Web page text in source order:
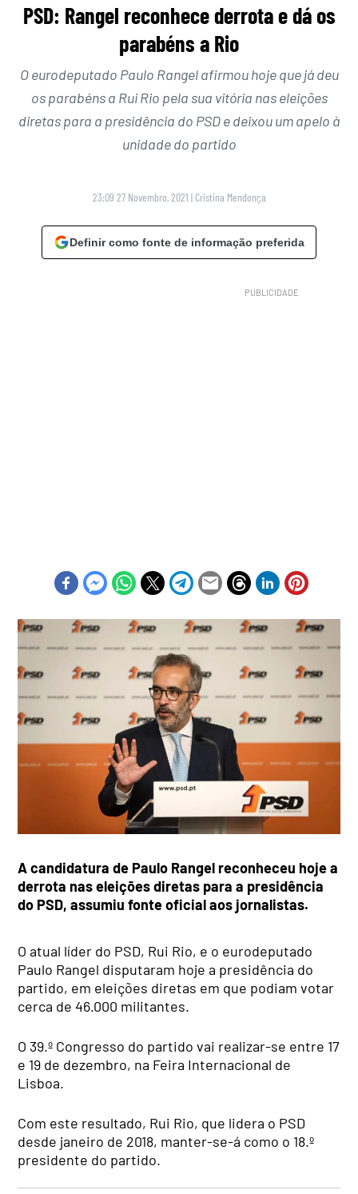
PSD: Rangel reconhece derrota e dá os
parabéns a Rio
O eurodeputado Paulo Rangel afirmou hoje que já deu
os parabéns a Rui Rio pela sua vitória nas eleições
diretas para a presidência do PSD e deixou um apelo à
unidade do partido
23:09 27 Novembro, 2021 | Cristina Mendonça
Definir como fonte de informação preferida
A candidatura de Paulo Rangel reconheceu hoje a
derrota nas eleições diretas para a presidência
do PSD, assumiu fonte oficial aos jornalistas.
O atual líder do PSD, Rui Rio, e o eurodeputado
Paulo Rangel disputaram hoje a presidência do
partido, em eleições diretas em que podiam votar
cerca de 46.000 militantes.
O 39.º Congresso do partido vai realizar-se entre 17
e 19 de dezembro, na Feira Internacional de
Lisboa.
Com este resultado, Rui Rio, que lidera o PSD
desde janeiro de 2018, manter-se-á como o 18.º
presidente do partido.